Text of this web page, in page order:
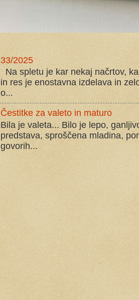
33/2025
Na spletu je kar nekaj načrtov,
in res je enostavna izdelava in
o...
Čestitke za valeto in maturo
Bila je valeta... Bilo je lepo,
predstava, sproščena mladina,
govorih...